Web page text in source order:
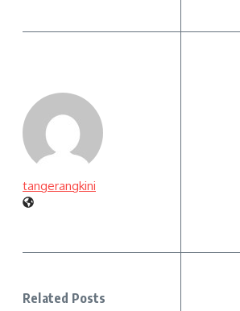
tangerangkini
Related Posts